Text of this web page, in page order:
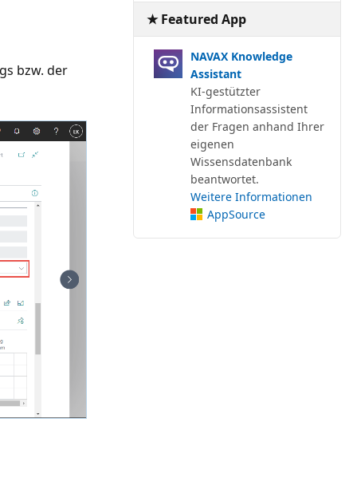
bzw. der
★ Featured App
NAVAX Knowledge
Assistant
KI-gestützter
Informationsassistent
der Fragen anhand Ihrer
eigenen
Wissensdatenbank
beantwortet.
Weitere Informationen
AppSource